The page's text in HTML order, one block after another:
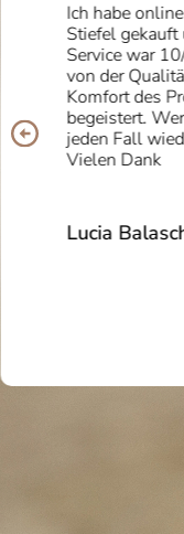
Ich habe
Stiefel gekauft
Service war
von der
Komfort des
begeistert.
jeden Fall
Vielen Dank
Lucia